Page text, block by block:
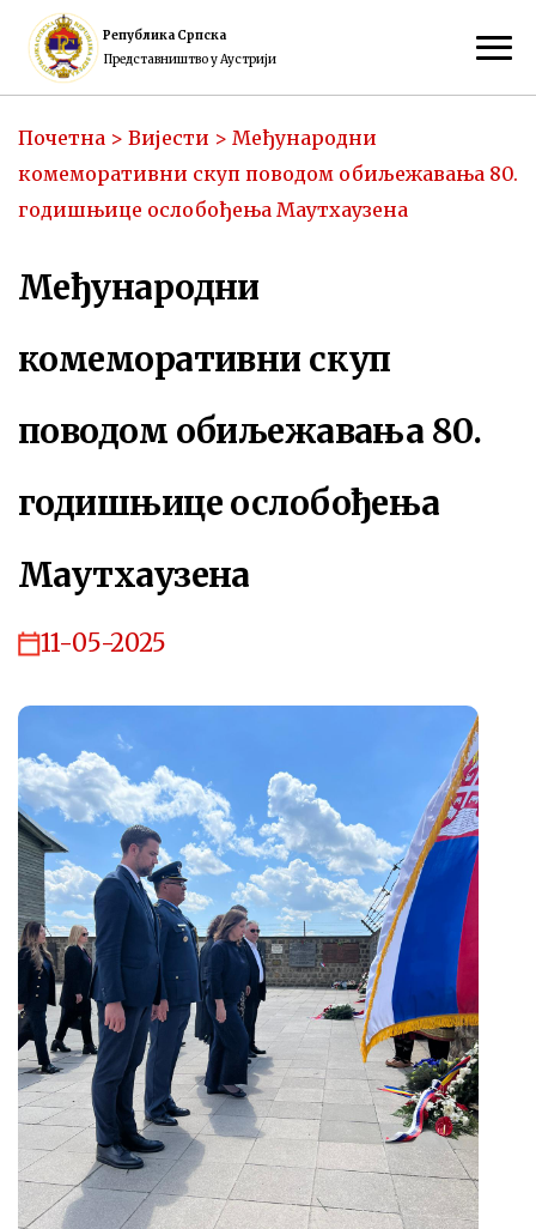
Република Српска
Представништво у Аустрији
Почетна > Вијести > Међународни
комеморативни скуп поводом обиљежавања 80.
годишњице ослобођења Маутхаузенa
Међународни
комеморативни скуп
поводом обиљежавања 80.
годишњице ослобођења
Маутхаузенa
11-05-2025